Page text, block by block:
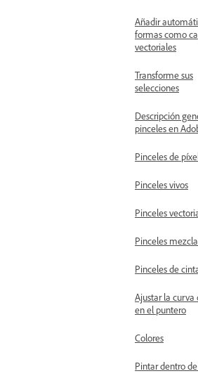
Añadir
formas como
vectoriales
Transforme sus
selecciones
Descripción
pinceles en
Pinceles de
Pinceles vivos
Pinceles
Pinceles
Pinceles de
Ajustar la curva
en el puntero
Colores
Pintar dentro